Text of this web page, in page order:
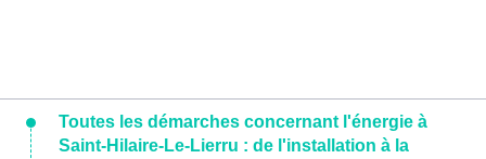
Toutes les démarches concernant l'énergie à
Saint-Hilaire-Le-Lierru : de l'installation à la